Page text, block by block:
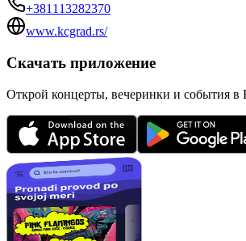
+381113282370
www.kcgrad.rs/
Скачать приложение
Открой концерты, вечеринки и события в